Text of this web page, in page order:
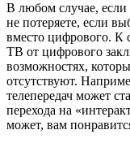
В любом случае,
не потеряете, если
вместо цифрового. К
ТВ от цифрового
возможностях,
отсутствуют.
телепередач может
перехода на
может, вам